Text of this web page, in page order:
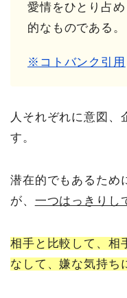
愛情をひとり占
的なものである。
※コトバンク引用
人それぞれに意図、
す。
潜在的でもあるため
が、 一つはっきりし
相手と比較して、相
なして、嫌な気持ち